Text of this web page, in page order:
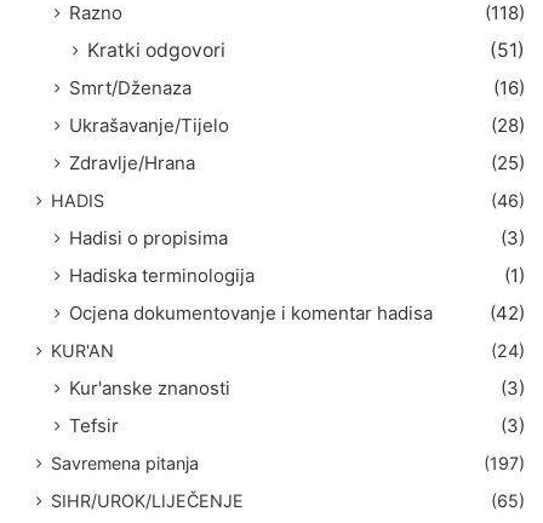
Razno
(118)
Kratki odgovori
(51)
Smrt/Dženaza
(16)
Ukrašavanje/Tijelo
(28)
Zdravlje/Hrana
(25)
HADIS (46)
Hadisi o propisima
(3)
Hadiska terminologija
(1)
Ocjena dokumentovanje i komentar hadisa
(42)
KUR'AN (24)
Kur'anske znanosti
(3)
Tefsir
(3)
Savremena pitanja
(197)
SIHR/UROK/LIJEČENJE
(65)